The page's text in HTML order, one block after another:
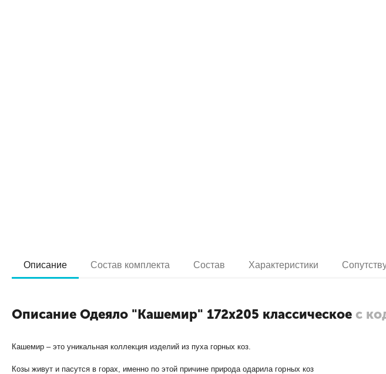
Описание Состав комплекта Состав Характеристики
Описание Одеяло "Кашемир" 172х205 классическое с
Кашемир – это уникальная коллекция изделий из пуха горных коз.
Козы живут и пасутся в горах, именно по этой причине природа одарила горных коз